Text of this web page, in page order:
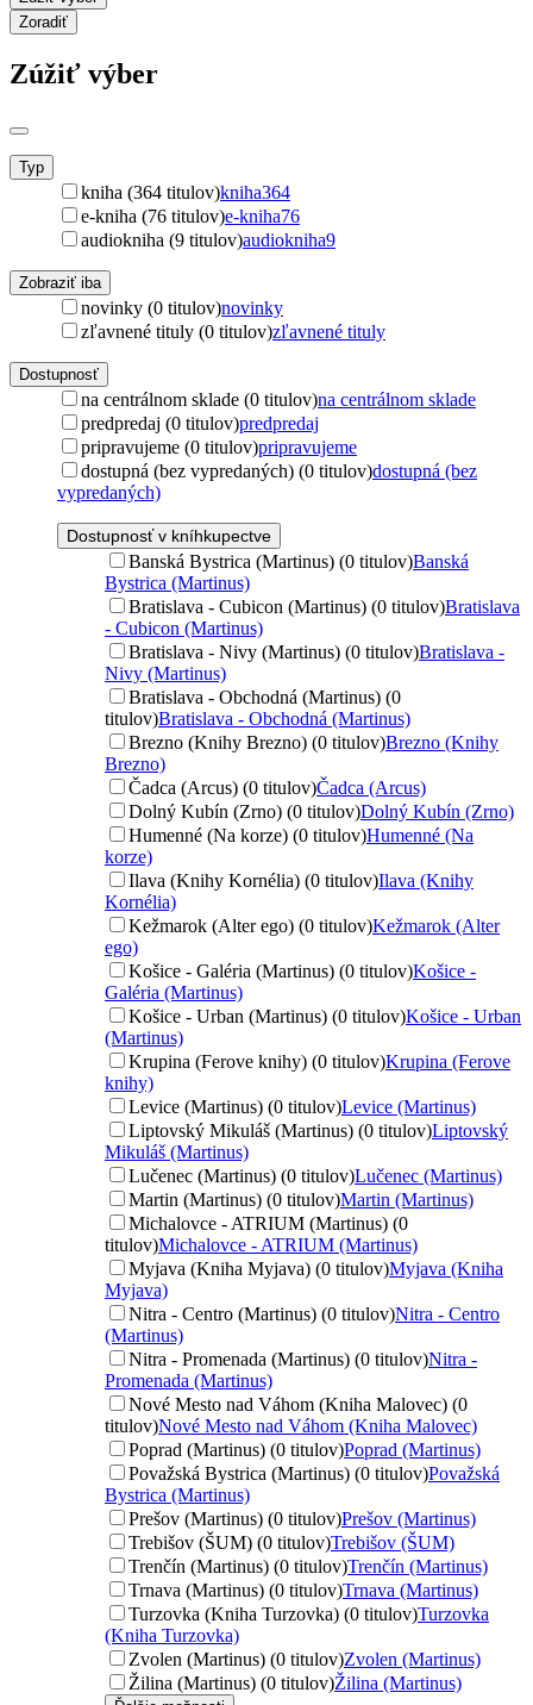
Zoradiť
Zúžiť výber
Typ
kniha (364 titulov)kniha364
e-kniha (76 titulov)e-kniha76
audiokniha (9 titulov)audiokniha9
Zobraziť iba
novinky (0 titulov)novinky
zľavnené tituly (0 titulov)zľavnené tituly
Dostupnosť
na centrálnom sklade (0 titulov)na centrálnom sklade
predpredaj (0 titulov)predpredaj
pripravujeme (0 titulov)pripravujeme
dostupná (bez vypredaných) (0 titulov)dostupná (bez
vypredaných)
Dostupnosť v kníhkupectve
Banská Bystrica (Martinus) (0 titulov)Banská
Bystrica (Martinus)
Bratislava - Cubicon (Martinus) (0 titulov)Bratislava
- Cubicon (Martinus)
Bratislava - Nivy (Martinus) (0 titulov)Bratislava -
Nivy (Martinus)
Bratislava - Obchodná (Martinus) (0
titulov)Bratislava - Obchodná (Martinus)
Brezno (Knihy Brezno) (0 titulov)Brezno (Knihy
Brezno)
Čadca (Arcus) (0 titulov)Čadca (Arcus)
Dolný Kubín (Zrno) (0 titulov)Dolný Kubín (Zrno)
Humenné (Na korze) (0 titulov)Humenné (Na
korze)
Ilava (Knihy Kornélia) (0 titulov)Ilava (Knihy
Kornélia)
Kežmarok (Alter ego) (0 titulov)Kežmarok (Alter
ego)
Košice - Galéria (Martinus) (0 titulov)Košice -
Galéria (Martinus)
Košice - Urban (Martinus) (0 titulov)Košice - Urban
(Martinus)
Krupina (Ferove knihy) (0 titulov)Krupina (Ferove
knihy)
Levice (Martinus) (0 titulov)Levice (Martinus)
Liptovský Mikuláš (Martinus) (0 titulov)Liptovský
Mikuláš (Martinus)
Lučenec (Martinus) (0 titulov)Lučenec (Martinus)
Martin (Martinus) (0 titulov)Martin (Martinus)
Michalovce - ATRIUM (Martinus) (0
titulov)Michalovce - ATRIUM (Martinus)
Myjava (Kniha Myjava) (0 titulov)Myjava (Kniha
Myjava)
Nitra - Centro (Martinus) (0 titulov)Nitra - Centro
(Martinus)
Nitra - Promenada (Martinus) (0 titulov)Nitra -
Promenada (Martinus)
Nové Mesto nad Váhom (Kniha Malovec) (0
titulov)Nové Mesto nad Váhom (Kniha Malovec)
Poprad (Martinus) (0 titulov)Poprad (Martinus)
Považská Bystrica (Martinus) (0 titulov)Považská
Bystrica (Martinus)
Prešov (Martinus) (0 titulov)Prešov (Martinus)
Trebišov (ŠUM) (0 titulov)Trebišov (ŠUM)
Trenčín (Martinus) (0 titulov)Trenčín (Martinus)
Trnava (Martinus) (0 titulov)Trnava (Martinus)
Turzovka (Kniha Turzovka) (0 titulov)Turzovka
(Kniha Turzovka)
Zvolen (Martinus) (0 titulov)Zvolen (Martinus)
Žilina (Martinus) (0 titulov)Žilina (Martinus)